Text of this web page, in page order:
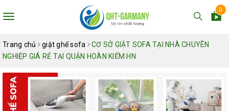
Toggle
0
Trang chủ giặt ghế sofa
CƠ SỞ GIẶT SOFA TẠI NHÀ CHUYÊN
NGHIỆP GIÁ RẺ TẠI QUẬN HOÀN KIẾM HN